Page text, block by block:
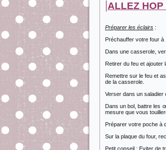
ALLEZ HOP
Préparer les éclairs :
Préchauffer votre four à
Dans une casserole,
Retirer du feu et ajouter
Remettre sur le feu et
de la casserole.
Verser dans un saladier
Dans un bol, battre les
mesure que vous
Préparer votre poche à
Sur la plaque du four,
Petit conseil : Eviter de